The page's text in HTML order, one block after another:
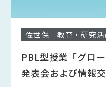
佐世保 教育・研究
PBL型授業「グロ
発表会および情報